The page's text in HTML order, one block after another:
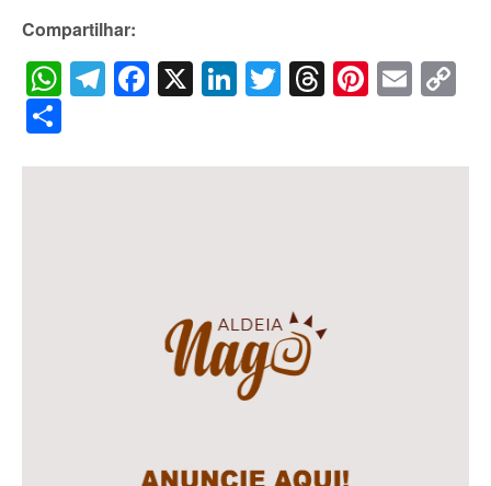
Compartilhar:
WhatsApp
Telegram
Facebook
X LinkedIn
Twitter
Threads